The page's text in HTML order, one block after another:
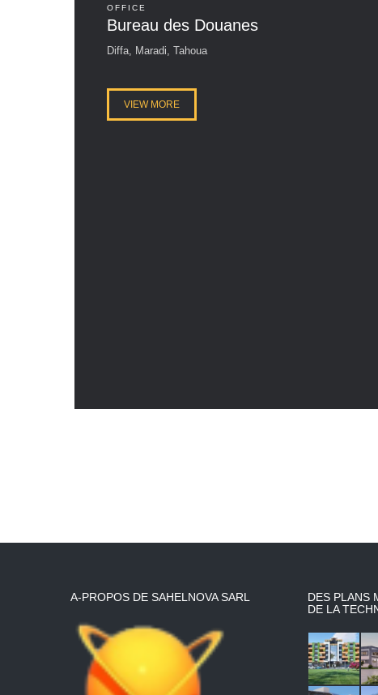
OFFICE
Bureau des Douanes
Diffa, Maradi, Tahoua
VIEW MORE
A-PROPOS DE SAHELNOVA SARL
DES PLANS
DE LA